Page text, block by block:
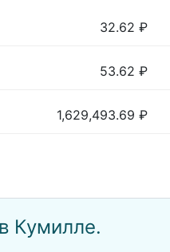
32.62 ₽
53.62 ₽
1,629,493.69 ₽
Кумилле.